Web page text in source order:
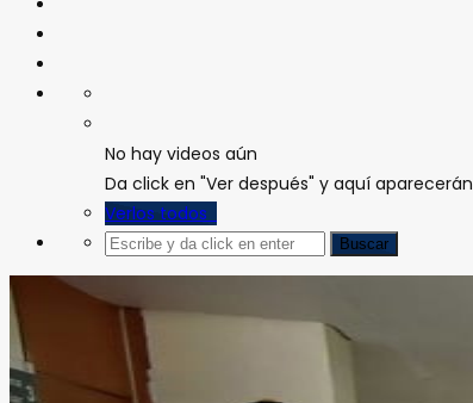
No hay videos aún
Da click en "Ver después" y aquí aparecerán
Verlos todos